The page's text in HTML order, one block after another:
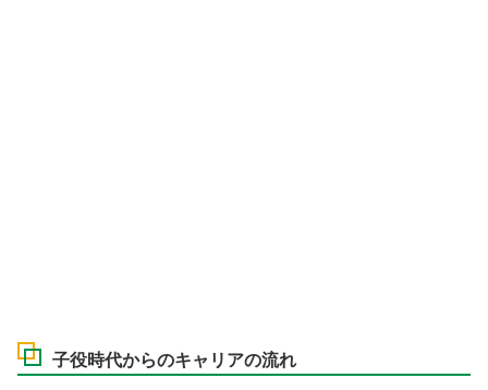
子役時代からのキャリアの流れ